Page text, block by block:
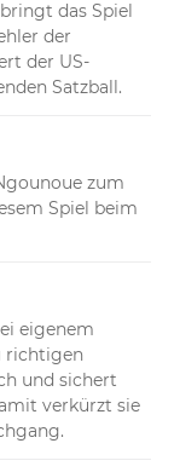
das Spiel
der
der US-
Satzball.
zum
Spiel beim
eigenem
richtigen
und sichert
verkürzt sie